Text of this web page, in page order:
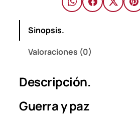
e
n
l
t
Sinopsis.
Valoraciones (0)
Descripción.
Guerra y paz